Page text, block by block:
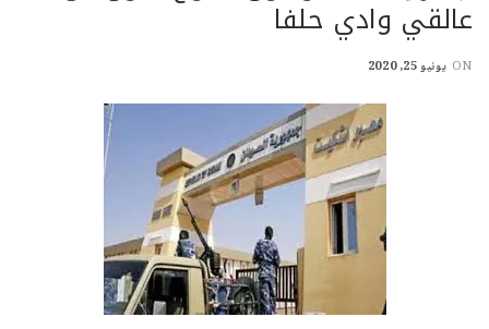
عالقي وادي حلفا
ON يونيو 25, 2020